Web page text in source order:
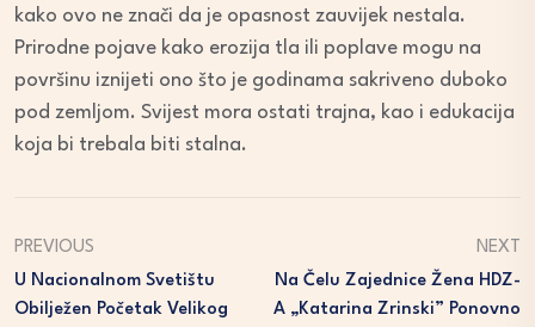
kako ovo ne znači da je opasnost zauvijek nestala.
Prirodne pojave kako erozija tla ili poplave mogu na
površinu iznijeti ono što je godinama sakriveno duboko
pod zemljom. Svijest mora ostati trajna, kao i edukacija
koja bi trebala biti stalna.
PREVIOUS
U Nacionalnom Svetištu
Obilježen Početak Velikog
NEXT
Na Čelu Zajednice Žena HDZ-
A „Katarina Zrinski” Ponovno